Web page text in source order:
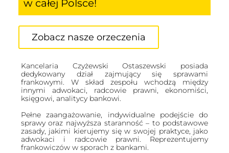
w całej Polsce!
Zobacz nasze orzeczenia
Kancelaria Czyżewski Ostaszewski posiada
dedykowany dział zajmujący się sprawami
frankowymi. W skład zespołu wchodzą między
innymi adwokaci, radcowie prawni, ekonomiści,
księgowi, analitycy bankowi.
Pełne zaangażowanie, indywidualne podejście do
sprawy oraz najwyższa staranność – to podstawowe
zasady, jakimi kierujemy się w swojej praktyce, jako
adwokaci i radcowie prawni. Reprezentujemy
frankowiczów w sporach z bankami.